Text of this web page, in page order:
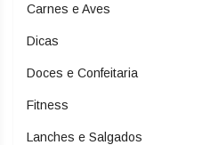
Carnes e Aves
Dicas
Doces e Confeitaria
Fitness
Lanches e Salgados